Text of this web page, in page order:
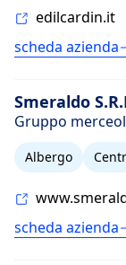
edilcardin.it
scheda azienda
Smeraldo
Gruppo
Albergo
scheda azienda